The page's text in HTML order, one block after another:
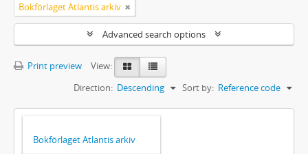
Bokförlaget Atlantis arkiv
Advanced search options
Print preview
View:
Sort by: Reference code
Direction: Descending
Bokförlaget Atlantis arkiv